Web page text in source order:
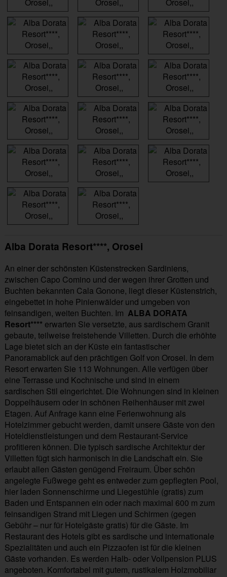
Alba Dorata Resort****, Orosei
An einer der schönsten Küstenstrecken Sardiniens,
zwischen Capo Comino und der wegen ihrer Grotten und
Buchten bekannten Cala Gonone, liegt dieser Küstenstrich,
eingebettet in hohe Pinienwälder und umgeben von
feinsandigen, weiten Buchten. Im ALBA DORATA
Resort**** erwarten Sie versetzte, aus sardischem Granit
gebaute, teilweise freistehende Villetten. Durch die erhöhte
Lage bietet sich an der Küste ein fantastischer
Panoramablick auf den prächtigen Golf von Orosei. In dem
Resort erwarten Sie 113 Wohnungen. Alle verfügen über
eine Terrasse und Kochnische und sind in einem
sardischen Stil eingerichtet. Die Wohnungen sind in kleinen
Doppelhäusern oder in schönen Reihenhäuser mit zwei
Etagen. Auf Anfrage kann eine Ferienwohnung als
Hotelzimmer gebucht werden, damit unsere Gäste von den
Hoteldienstleistungen und dem Restaurant-Service
profitieren können. Die typisch sardische Architektur der
Villetten fügt sich harmonisch in die Landschaft ein. Sie
erlaubt allen Gästen genügend Freiraum. Über schön
angelegte Fußwege geht es entweder zum gepflegten Pool,
hier laden Sonnenschirme und Liegestühle (gratis) zum
Baden und Entspannen ein oder nach maximal 600 m zum
feinsandigen Strand mit Liegen und Schirmen (gegen
Gebühr – nur für Hotelgäste gratis) für die Gäste. Im
Restaurant des Hotels gibt es sardische und internationale
Spezialitäten und auch ein Pizzaofen ist für die kleinen
Gäste vorhanden. Es werden Halb- oder Vollpension PLUS
angeboten. Komfortabel mit gutem, rustikalem Holzmobiliar